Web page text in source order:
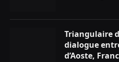
Triangulaire
dialogue
d’Aoste,